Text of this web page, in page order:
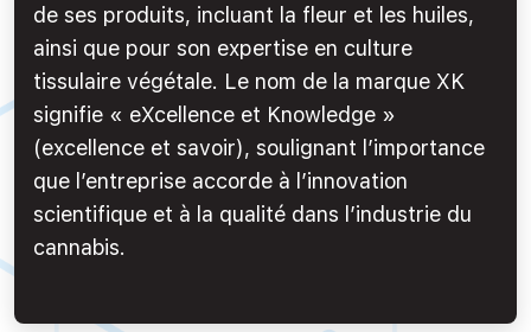
de ses produits, incluant la fleur et les huiles,
ainsi que pour son expertise en culture
tissulaire végétale. Le nom de la marque XK
signifie « eXcellence et Knowledge »
(excellence et savoir), soulignant l’importance
que l’entreprise accorde à l’innovation
scientifique et à la qualité dans l’industrie du
cannabis.